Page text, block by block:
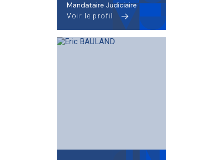
Mandataire Judiciaire
Voir le profil